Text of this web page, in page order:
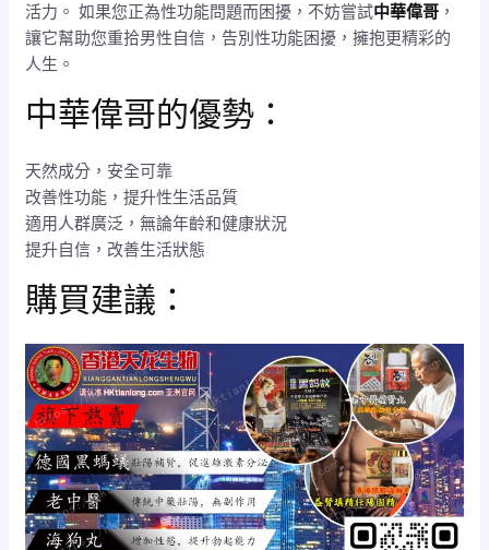
活力。 如果您正為性功能問題而困擾，不妨嘗試中華偉哥 ，
讓它幫助您重拾男性自信，告別性功能困擾，擁抱更精彩的
人生。
中華偉哥的優勢：
天然成分，安全可靠
改善性功能，提升性生活品質
適用人群廣泛，無論年齡和健康狀況
提升自信，改善生活狀態
購買建議：